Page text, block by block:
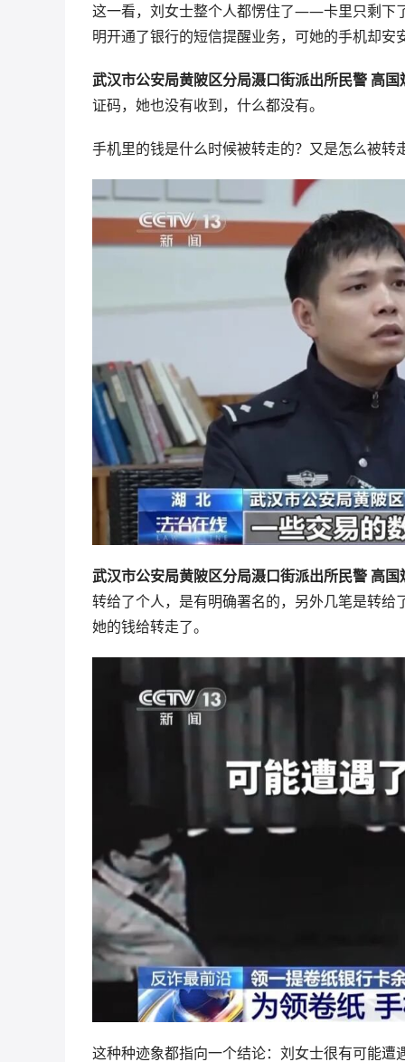
这一看，刘女士整个人都愣住了——卡里只剩下
明开通了银行的短信提醒业务，可她的手机却安
武汉市公安局黄陂区分局滠口街派出所民警 高国
证码，她也没有收到，什么都没有。
手机里的钱是什么时候被转走的？又是怎么被
武汉市公安局黄陂区分局滠口街派出所民警 高国
转给了个人，是有明确署名的，另外几笔是转
她的钱给转走了。
这种种迹象都指向一个结论：刘女士很有可能